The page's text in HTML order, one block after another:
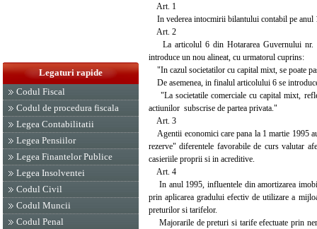
Legaturi rapide
Codul Fiscal
Codul de procedura fiscala
Legea Contabilitatii
Legea Pensiilor
Legea Finantelor Publice
Legea Insolventei
Codul Civil
Codul Muncii
Codul Penal
Art. 1
In vederea intocmirii bilantului contabil pe anul
Art. 2
La articolul 6 din Hotararea Guvernului nr.
introduce un nou alineat, cu urmatorul cuprins:
"In cazul societatilor cu capital mixt, se poate
De asemenea, in finalul articolului 6 se
"La societatile comerciale cu capital mixt,
actiunilor subscrise de partea privata."
Art. 3
Agentii economici care pana la 1 martie 1995
rezerve" diferentele favorabile de curs valutar
casieriile proprii si in acreditive.
Art. 4
In anul 1995, influentele din amortizarea
prin aplicarea gradului efectiv de utilizare a
preturilor si tarifelor.
Majorarile de preturi si tarife efectuate prin